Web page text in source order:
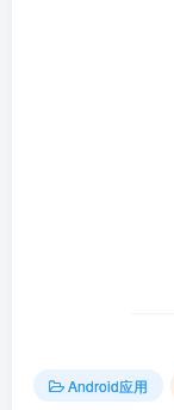
Android应用